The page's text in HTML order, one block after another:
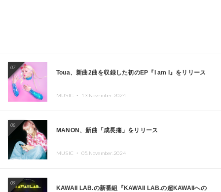
07
Toua、新曲2曲を収録した初のEP『I am I』をリリース
MUSIC ・ 13.November.2024
08
MANON、新曲「成長痛」をリリース
MUSIC ・ 05.November.2024
09
KAWAII LAB.の新番組『KAWAII LAB.の超KAWAIIへの